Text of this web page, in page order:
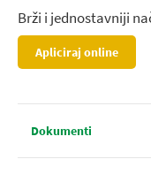
Brži i jednostavniji
Apliciraj online
Dokumenti